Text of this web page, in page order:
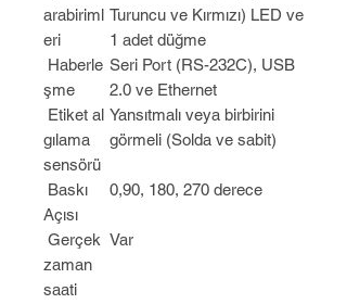
arabiriml
eri
Turuncu ve Kırmızı) LED ve
1 adet düğme
Haberle
şme
Seri Port (RS-232C), USB
2.0 ve Ethernet
Etiket al
gılama
sensörü
Yansıtmalı veya birbirini
görmeli (Solda ve sabit)
Baskı
Açısı
0,90, 180, 270 derece
Gerçek
zaman
saati
Var